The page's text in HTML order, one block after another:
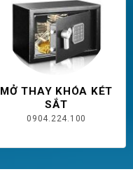
MỞ THAY KHÓA KÉT
SẮT
0904.224.100